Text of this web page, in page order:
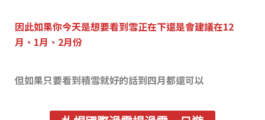
因此如果你今天是想要看到雪正在下還是會建議在12
月、1月、2月份
但如果只要看到積雪就好的話到四月都還可以